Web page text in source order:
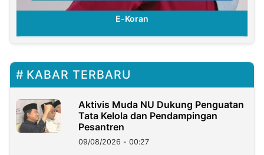
E-Koran
KABAR TERBARU
Aktivis Muda NU Dukung Penguatan
Tata Kelola dan Pendampingan
Pesantren
09/08/2026 - 00:27